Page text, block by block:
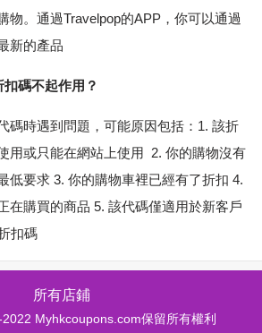
物。通過Travelpop的APP，你可以通過
新的產品
碼不起作用？
碼時遇到問題，可能原因包括：1. 該折
用或只能在網站上使用 2. 你的購物沒有
低要求 3. 你的購物車裡已經有了折扣 4.
在購買的商品 5. 該代碼僅適用於新客戶
扣碼
所有店鋪
Myhkcoupons.com保留所有權利